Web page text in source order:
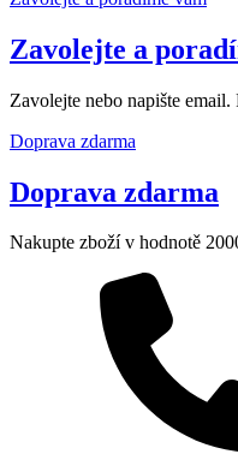
Zavolejte a
Zavolejte nebo napište
Doprava zdarma
Doprava zdarma
Nakupte zboží v hodnotě